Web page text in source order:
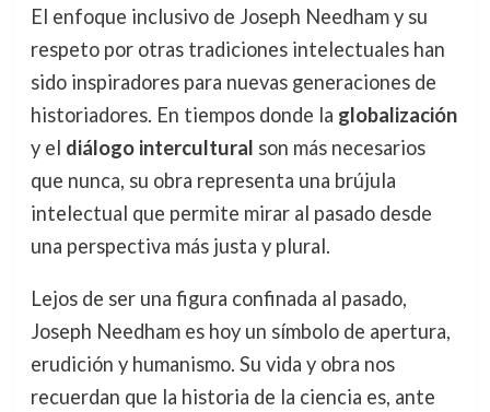
El enfoque inclusivo de Joseph Needham y su
respeto por otras tradiciones intelectuales han
sido inspiradores para nuevas generaciones de
historiadores. En tiempos donde la globalización
y el diálogo intercultural son más necesarios
que nunca, su obra representa una brújula
intelectual que permite mirar al pasado desde
una perspectiva más justa y plural.
Lejos de ser una figura confinada al pasado,
Joseph Needham es hoy un símbolo de apertura,
erudición y humanismo. Su vida y obra nos
recuerdan que la historia de la ciencia es, ante